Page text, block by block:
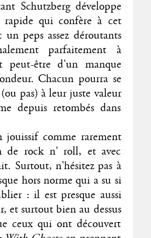
Schutzberg développe
qui confère à cet
peps assez déroutants
parfaitement à
peut-être d'un manque
Chacun pourra se
pas) à leur juste valeur
depuis retombés dans
jouissif comme rarement
de rock n' roll, et avec
Surtout, n'hésitez pas à
hors norme qui a su si
: il est presque aussi
et surtout bien au dessus
ceux qui ont découvert